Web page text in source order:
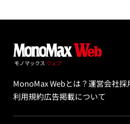
MonoMax Webとは？運営会社採
利用規約広告掲載について